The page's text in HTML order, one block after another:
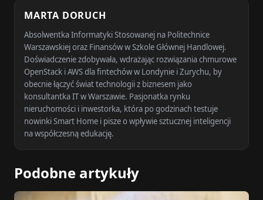
MARTA DORUCH
Absolwentka Informatyki Stosowanej na Politechnice
Warszawskiej oraz Finansów w Szkole Głównej Handlowej.
Doświadczenie zdobywała, wdrażając rozwiązania chmurowe
OpenStack i AWS dla fintechów w Londynie i Zurychu, by
obecnie łączyć świat technologii z biznesem jako
konsultantka IT w Warszawie. Pasjonatka rynku
nieruchomości i inwestorka, która po godzinach testuje
nowinki Smart Home i pisze o wpływie sztucznej inteligencji
na współczesną edukację.
Podobne artykuły